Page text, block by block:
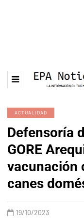
ACTUALIDAD
Defensoría
GORE
vacunación
canes
19/10/2023